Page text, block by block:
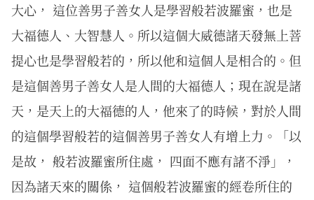
大心， 這位善男子善女人是學習般若波羅蜜，也是
大福德人、大智慧人。所以這個大威德諸天發無上菩
提心也是學習般若的，所以他和這個人是相合的。但
是這個善男子善女人是人間的大福德人；現在說是諸
天，是天上的大福德的人，他來了的時候，對於人間
的這個學習般若的這個善男子善女人有增上力。「以
是故， 般若波羅蜜所住處， 四面不應有諸不淨」，
因為諸天來的關係， 這個般若波羅蜜的經卷所住的